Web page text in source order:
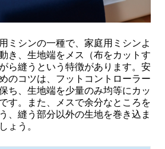
ミシンの一種で、家庭用ミシンよ
き、生地端をメス（布をカットす
ら縫うという特徴があります。安
のコツは、フットコントローラー
ち、生地端を少量のみ均等にカッ
す。また、メスで余分なところを
、縫う部分以外の生地を巻き込ま
ょう。